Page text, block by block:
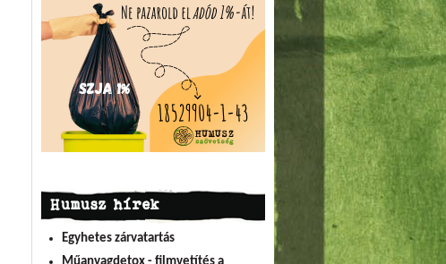
Humusz hírek
Egyhetes zárvatartás